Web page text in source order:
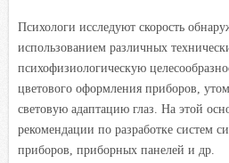
Психологи исследуют скорость
использованием различных
психофизиологическую
цветового оформления приборов,
световую адаптацию глаз. На этой
рекомендации по разработке систем
приборов, приборных панелей и др.